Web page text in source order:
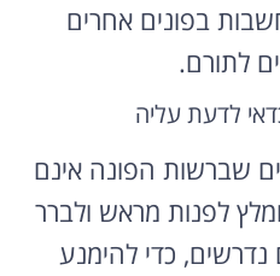
בפונים אחרים
לתורם.
לדעת עליה
שברשות הפונה אינם
לפנות מראש ולברר
נדרשים, כדי להימנע